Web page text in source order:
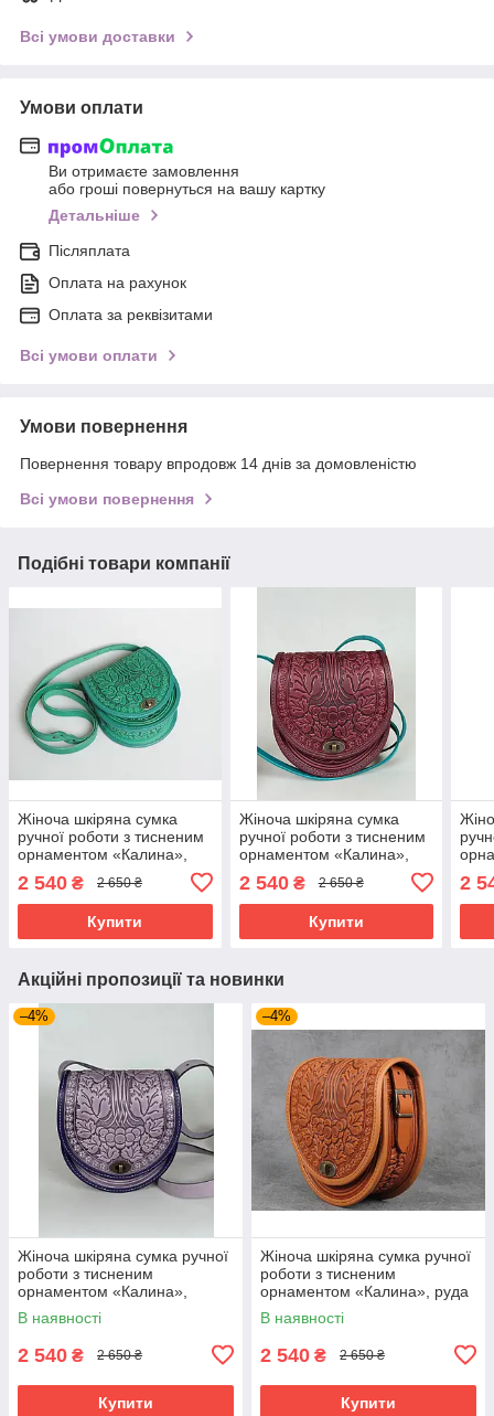
Всі умови доставки
Умови оплати
Ви отримаєте замовлення
або гроші повернуться на вашу картку
Детальніше
Післяплата
Оплата на рахунок
Оплата за реквізитами
Всі умови оплати
Умови повернення
Повернення товару впродовж 14 днів за домовленістю
Всі умови повернення
Подібні товари компанії
Жіноча шкіряна сумка
ручної роботи з тисненим
орнаментом «Калина»,
натуральної шкіри,
20*21*8 см
2 540 ₴ 2 650 ₴
Купити
Жіноча шкіряна сумка
ручної роботи з тисненим
орнаментом «Калина»,
бордово-бірюзова сумка з
натуральної шкіри,
20*21*8 см
2 540₴ 2 650 ₴
Купити
2
Акційні пропозиції та новинки
–4%
Жіноча шкіряна сумка ручної
роботи з тисненим
орнаментом «Калина»,
бузкова сумка з натуральної
шкіри, 20*21*8 см
В наявності
2 540 ₴ 2 650 ₴
Купити
–4%
Жіноча шкіряна сумка ручної
роботи з тисненим
орнаментом «Калина», руда
сумка з натуральної шкіри,
20*21*8 см
В наявності
2 540 ₴ 2 650 ₴
Купити